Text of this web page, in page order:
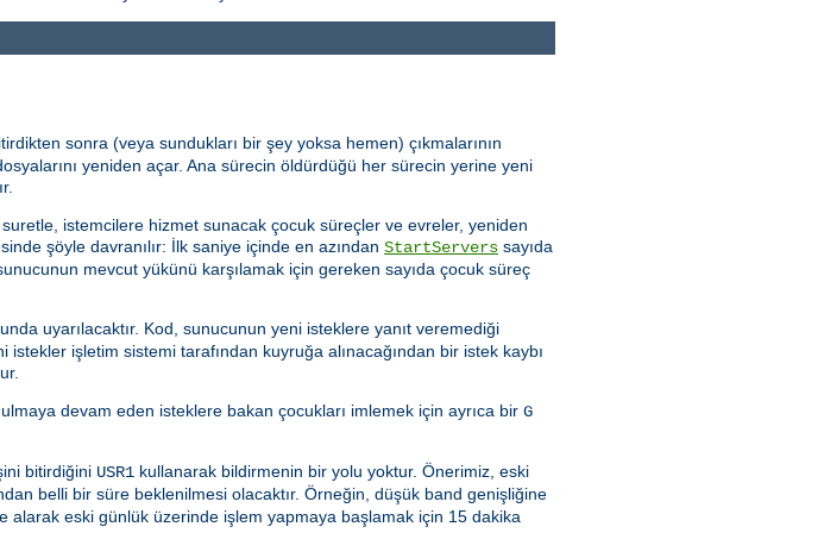
sonra (veya sundukları bir şey yoksa hemen) çıkmalarının
yeniden açar. Ana sürecin öldürdüğü her sürecin yerine yeni
istemcilere hizmet sunacak çocuk süreçler ve evreler, yeniden
şöyle davranılır: İlk saniye içinde en azından StartServers sayıda
mevcut yükünü karşılamak için gereken sayıda çocuk süreç
uyarılacaktır. Kod, sunucunun yeni isteklere yanıt veremediği
işletim sistemi tarafından kuyruğa alınacağından bir istek kaybı
devam eden isteklere bakan çocukları imlemek için ayrıca bir G
bitirdiğini USR1 kullanarak bildirmenin bir yolu yoktur. Önerimiz, eski
belli bir süre beklenilmesi olacaktır. Örneğin, düşük band genişliğine
eski günlük üzerinde işlem yapmaya başlamak için 15 dakika